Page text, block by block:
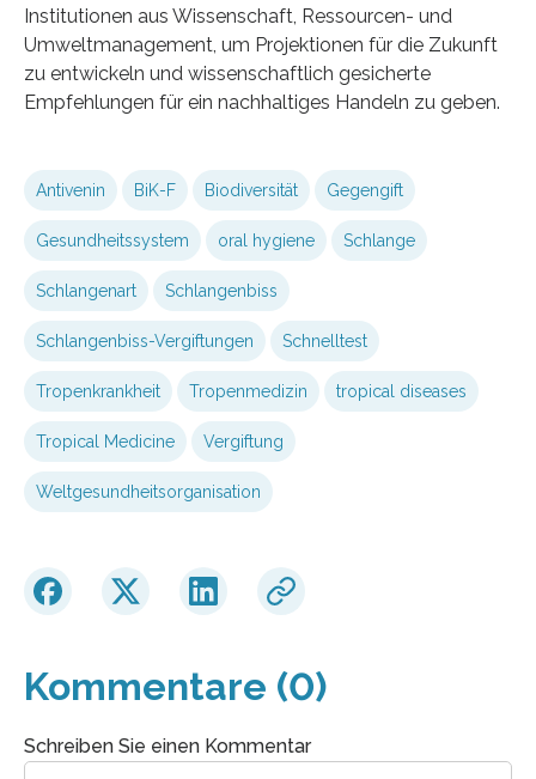
Institutionen aus Wissenschaft, Ressourcen- und
Umweltmanagement, um Projektionen für die Zukunft
zu entwickeln und wissenschaftlich gesicherte
Empfehlungen für ein nachhaltiges Handeln zu geben.
Antivenin BiK-F Biodiversität Gegengift
Gesundheitssystem oral hygiene Schlange
Schlangenart Schlangenbiss
Schlangenbiss-Vergiftungen Schnelltest
Tropenkrankheit Tropenmedizin tropical diseases
Tropical Medicine Vergiftung
Weltgesundheitsorganisation
Kommentare (0)
Schreiben Sie einen Kommentar